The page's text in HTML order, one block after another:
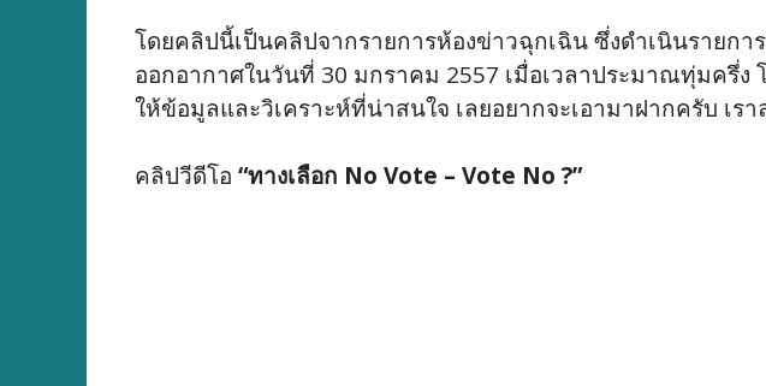
โดยคลิปนี้เป็นคลิปจากรายการห้องข่าวฉุกเฉิน ซึ่งดำเนินราย
ออกอากาศในวันที่ 30 มกราคม 2557 เมื่อเวลาประมาณทุ่มครึ่ง
ให้ข้อมูลและวิเคราะห์ที่น่าสนใจ เลยอยากจะเอามาฝากครับ เร
คลิปวีดีโอ “ทางเลือก No Vote – Vote No ?”